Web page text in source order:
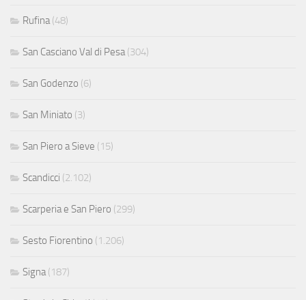
Rufina(48)
San Casciano Val di Pesa(304)
San Godenzo (6)
San Miniato (3)
San Piero a Sieve (15)
Scandicci (2.102)
Scarperia e San Piero (299)
Sesto Fiorentino (1.206)
Signa(187)